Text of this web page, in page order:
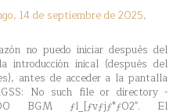
14 de septiembre de 2025,
no puedo iniciar después del
introducción inical (después del
antes de acceder a la pantalla
No such file or directory -
BGM ƒl_[ƒvƒjƒ*ƒO2". El